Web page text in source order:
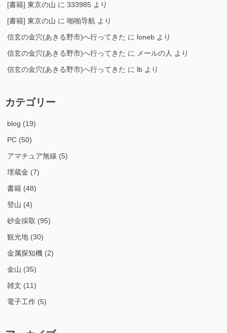
[書籍] 東京の山 に 333985 より
[書籍] 東京の山 に 啪啪导航 より
信玄の金穴(あきる野市)へ行ってきた に loneb より
信玄の金穴(あきる野市)へ行ってきた に メールの人 より
信玄の金穴(あきる野市)へ行ってきた に lb より
カテゴリー
blog (19)
PC (50)
アマチュア無線 (5)
埋蔵金 (7)
書籍 (48)
登山 (4)
砂金採取 (95)
観光地 (30)
金属探知機 (2)
金山 (35)
雑文 (11)
電子工作 (5)